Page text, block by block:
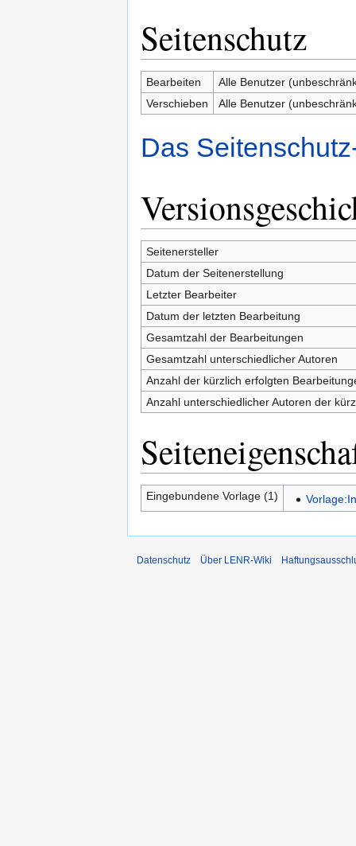
Seitenschutz
Bearbeiten
Alle Benutzer
Verschieben
Alle Benutzer
Das
Seitenersteller
Datum der Seitenerstellung
Letzter Bearbeiter
Datum der letzten Bearbeitung
Gesamtzahl der Bearbeitungen
Gesamtzahl unterschiedlicher Autoren
Anzahl der kürzlich erfolgten
Anzahl unterschiedlicher Autoren der
Eingebundene Vorlage (1)
Datenschutz Über LENR-Wiki